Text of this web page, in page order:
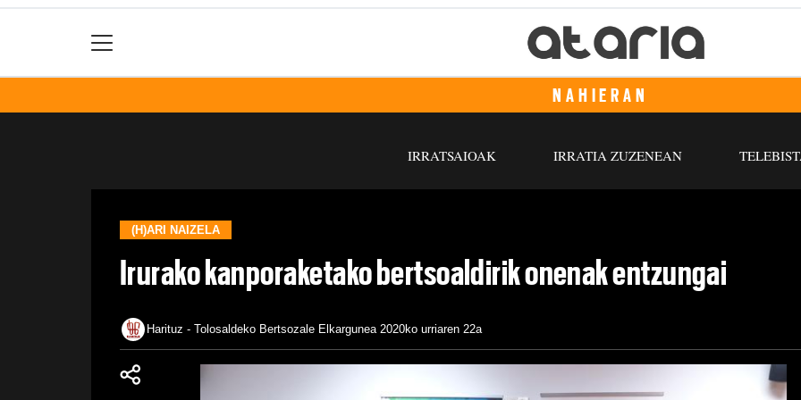
NAHIERAN
IRRATSAIOAK IRRATIA ZUZENEAN
(H)ARI NAIZELA
Irurako kanporaketako bertsoaldirik onenak entzungai
Harituz - Tolosaldeko Bertsozale Elkargunea 2020ko urriaren 22a